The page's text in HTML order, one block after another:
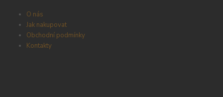
O nás
Jak nakupovat
Obchodní podmínky
Kontakty